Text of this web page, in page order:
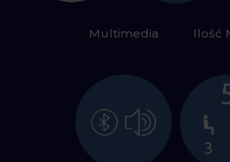
Multimedia Ilość